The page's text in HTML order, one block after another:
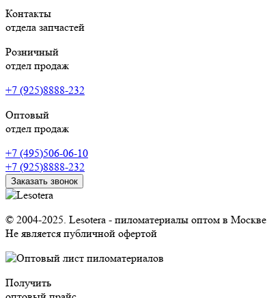
Контакты
отдела запчастей
Розничный
отдел продаж
+7 (925)8888-232
Оптовый
отдел продаж
+7 (495)506-06-10
+7 (925)8888-232
Заказать звонок
© 2004-2025. Lesotera - пиломатериалы оптом в Москве
Не является публичной офертой
Получить